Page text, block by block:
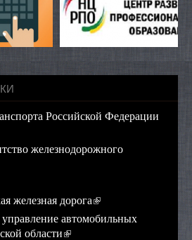
Российской Федерации
железнодорожного
ссылка)
ссылка)
железная дорога(внешняя ссылка)
автомобильных
области(внешняя ссылка)